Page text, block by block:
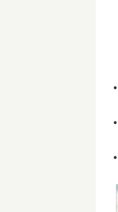
•
•
•